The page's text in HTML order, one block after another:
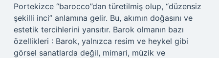
Portekizce “barocco”dan türetilmiş olup, “düzensiz
şekilli inci” anlamına gelir. Bu, akımın doğasını ve
estetik tercihlerini yansıtır. Barok olmanın bazı
özellikleri : Barok, yalnızca resim ve heykel gibi
görsel sanatlarda değil, mimari, müzik ve